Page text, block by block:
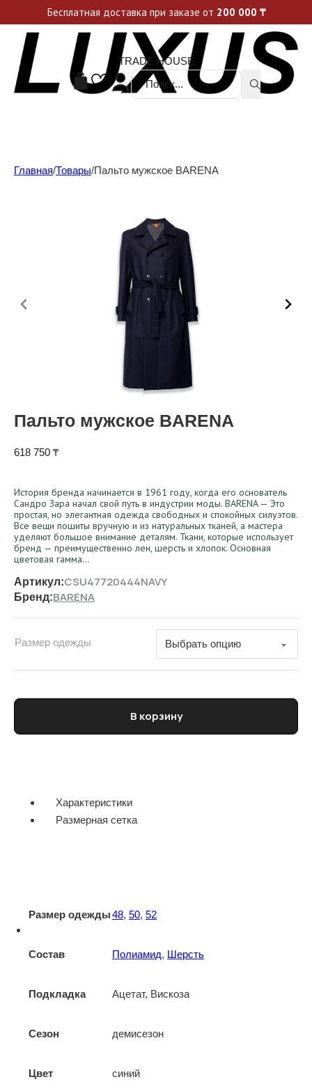
Уникальные акции и спецпредложения каждую неделю, не пропусти свой шанс
TRADE HOUSE
Поиск ...
Главная/Товары/Пальто мужское BARENA
Пальто мужское BARENA
618 750 ₸
История бренда начинается в 1961 году, когда его основатель
Сандро Зара начал свой путь в индустрии моды. BARENA — Это
простая, но элегантная одежда свободных и спокойных силуэтов.
Все вещи пошиты вручную и из натуральных тканей, а мастера
уделяют большое внимание деталям. Ткани, которые использует
бренд — преимущественно лен, шерсть и хлопок. Основная
цветовая гамма…
Артикул:CSU47720444NAVY
Бренд:BARENA
Размер одежды
Количество товара Пальто мужское BARENA
В корзину
Характеристики
Размерная сетка
Размер одежды48, 50, 52
Состав Полиамид, Шерсть
Подкладка Ацетат, Вискоза
Сезон демисезон
Цвет синий
Бесплатная доставка при заказе от 200 000 ₸